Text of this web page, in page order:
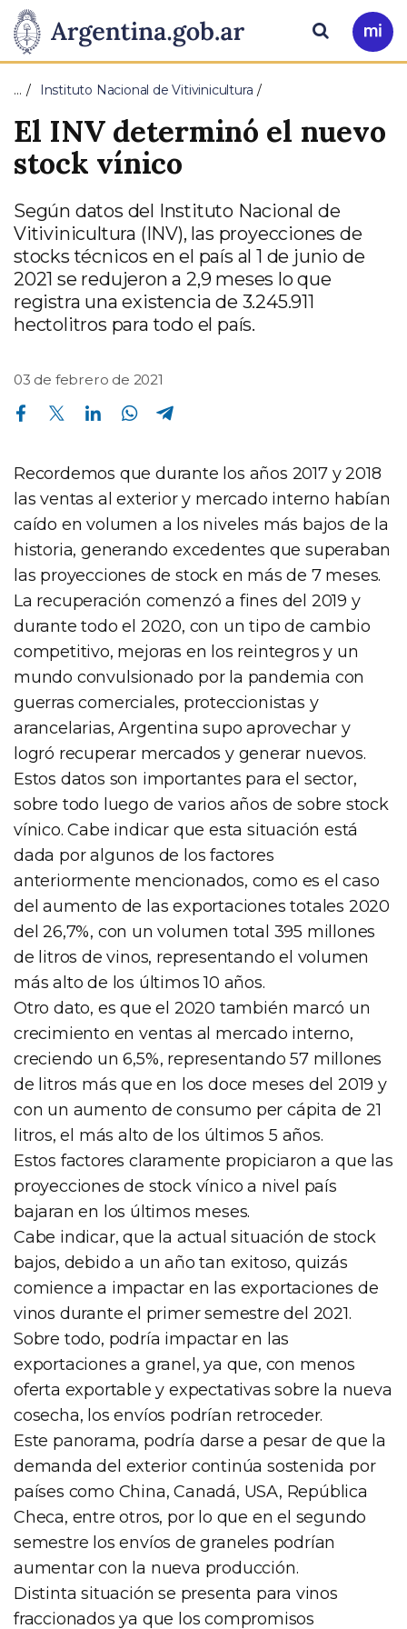
Presidencia
de
la
Nación
Pasar al contenido principal
Ir
a
Buscar
… Instituto Nacional de Vitivinicultura
El INV determinó el nuevo
stock vínico
Según datos del Instituto Nacional de
Vitivinicultura (INV), las proyecciones de
stocks técnicos en el país al 1 de junio de
2021 se redujeron a 2,9 meses lo que
registra una existencia de 3.245.911
hectolitros para todo el país.
03 de febrero de 2021
Compartir en Facebook Compartir en Twitter Compartir en Linkedin Compartir en Whatsapp
Recordemos que durante los años 2017 y 2018
las ventas al exterior y mercado interno habían
caído en volumen a los niveles más bajos de la
historia, generando excedentes que superaban
las proyecciones de stock en más de 7 meses.
La recuperación comenzó a fines del 2019 y
durante todo el 2020, con un tipo de cambio
competitivo, mejoras en los reintegros y un
mundo convulsionado por la pandemia con
guerras comerciales, proteccionistas y
arancelarias, Argentina supo aprovechar y
logró recuperar mercados y generar nuevos.
Estos datos son importantes para el sector,
sobre todo luego de varios años de sobre stock
vínico. Cabe indicar que esta situación está
dada por algunos de los factores
anteriormente mencionados, como es el caso
del aumento de las exportaciones totales 2020
del 26,7%, con un volumen total 395 millones
de litros de vinos, representando el volumen
más alto de los últimos 10 años.
Otro dato, es que el 2020 también marcó un
crecimiento en ventas al mercado interno,
creciendo un 6,5%, representando 57 millones
de litros más que en los doce meses del 2019 y
con un aumento de consumo per cápita de 21
litros, el más alto de los últimos 5 años.
Estos factores claramente propiciaron a que las
proyecciones de stock vínico a nivel país
bajaran en los últimos meses.
Cabe indicar, que la actual situación de stock
bajos, debido a un año tan exitoso, quizás
comience a impactar en las exportaciones de
vinos durante el primer semestre del 2021.
Sobre todo, podría impactar en las
exportaciones a granel, ya que, con menos
oferta exportable y expectativas sobre la nueva
cosecha, los envíos podrían retroceder.
Este panorama, podría darse a pesar de que la
demanda del exterior continúa sostenida por
países como China, Canadá, USA, República
Checa, entre otros, por lo que en el segundo
semestre los envíos de graneles podrían
aumentar con la nueva producción.
Distinta situación se presenta para vinos
fraccionados ya que los compromisos